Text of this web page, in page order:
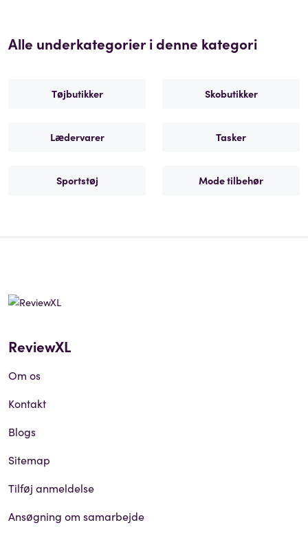
Alle underkategorier i denne kategori
Tøjbutikker Skobutikker
Lædervarer Tasker
Sportstøj Mode tilbehør
ReviewXL
Om os
Kontakt
Blogs
Sitemap
Tilføj anmeldelse
Ansøgning om samarbejde